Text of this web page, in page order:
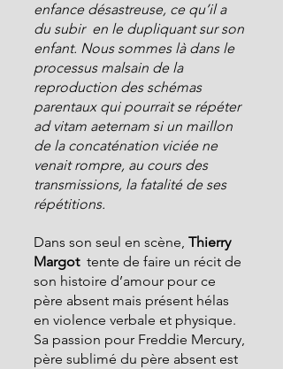
enfance désastreuse, ce qu’il a
du subir  en le dupliquant sur son
enfant. Nous sommes là dans le
processus malsain de la
reproduction des schémas
parentaux qui pourrait se répéter
ad vitam aeternam si un maillon
de la concaténation viciée ne
venait rompre, au cours des
transmissions, la fatalité de ses
répétitions.
Dans son seul en scène, Thierry
Margot tente de faire un récit de
son histoire d’amour pour ce
père absent mais présent hélas
en violence verbale et physique.
Sa passion pour Freddie Mercury,
père sublimé du père absent est